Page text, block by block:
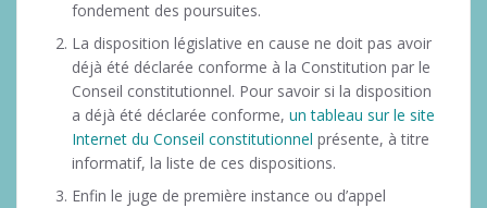
fondement des poursuites.
La disposition législative en cause ne doit pas avoir
déjà été déclarée conforme à la Constitution par le
Conseil constitutionnel. Pour savoir si la disposition
a déjà été déclarée conforme, un tableau sur le site
Internet du Conseil constitutionnel présente, à titre
informatif, la liste de ces dispositions.
Enfin le juge de première instance ou d’appel